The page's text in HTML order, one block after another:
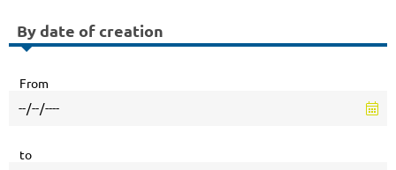
By date of creation
From
to